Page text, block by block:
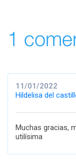
1
11/01/2022
Hildelisa del
Muchas gracias,
utilísima